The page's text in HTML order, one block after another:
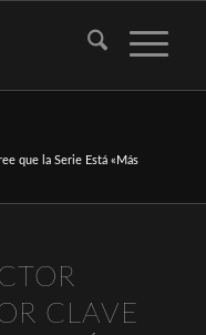
que la Serie Está «Más
CLAVE